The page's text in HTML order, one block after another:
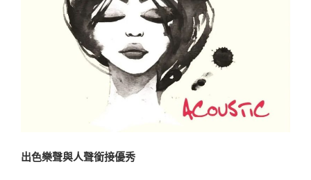
出色樂聲與人聲銜接優秀